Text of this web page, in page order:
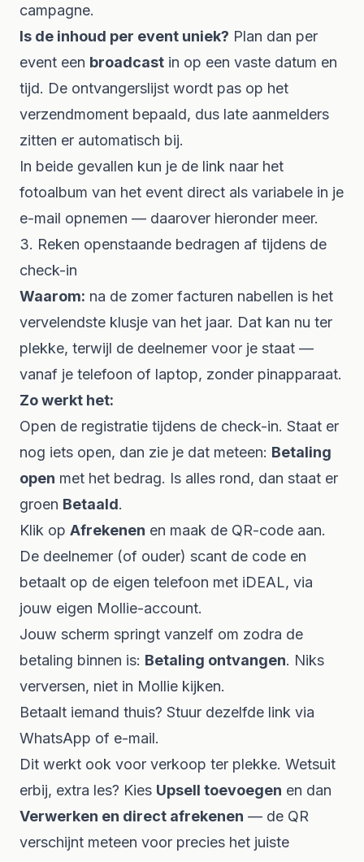
campagne.
Is de inhoud per event uniek? Plan dan per
event een broadcast in op een vaste datum en
tijd. De ontvangerslijst wordt pas op het
verzendmoment bepaald, dus late aanmelders
zitten er automatisch bij.
In beide gevallen kun je de link naar het
fotoalbum van het event direct als variabele in je
e-mail opnemen — daarover hieronder meer.
3. Reken openstaande bedragen af tijdens de
check-in
Waarom: na de zomer facturen nabellen is het
vervelendste klusje van het jaar. Dat kan nu ter
plekke, terwijl de deelnemer voor je staat —
vanaf je telefoon of laptop, zonder pinapparaat.
Zo werkt het:
Open de registratie tijdens de check-in. Staat er
nog iets open, dan zie je dat meteen: Betaling
open met het bedrag. Is alles rond, dan staat er
groen Betaald.
Klik op Afrekenen en maak de QR-code aan.
De deelnemer (of ouder) scant de code en
betaalt op de eigen telefoon met iDEAL, via
jouw eigen Mollie-account.
Jouw scherm springt vanzelf om zodra de
betaling binnen is: Betaling ontvangen. Niks
verversen, niet in Mollie kijken.
Betaalt iemand thuis? Stuur dezelfde link via
WhatsApp of e-mail.
Dit werkt ook voor verkoop ter plekke. Wetsuit
erbij, extra les? Kies Upsell toevoegen en dan
Verwerken en direct afrekenen — de QR
verschijnt meteen voor precies het juiste